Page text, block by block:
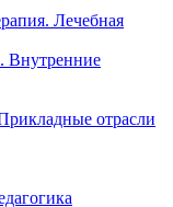
Лечебная
Внутренние
отрасли